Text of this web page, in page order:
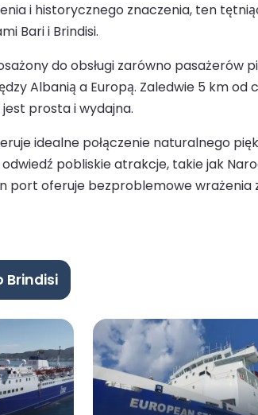
i historycznego znaczenia, ten
Bari i Brindisi.
do obsługi zarówno pasażerów
Albanią a Europą. Zaledwie 5 km
prosta i wydajna.
idealne połączenie naturalnego
pobliskie atrakcje, takie jak
port oferuje bezproblemowe
Brindisi